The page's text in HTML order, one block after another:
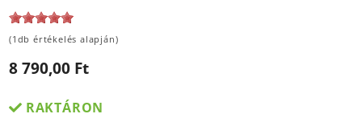
(1db értékelés alapján)
8 790,00 Ft
RAKTÁRON